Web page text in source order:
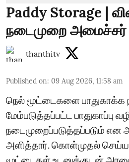
Paddy Storage |
நடைமுறை அமைச்சர்
thanthitv
Published on: 09 Aug 2026, 11:58 am
நெல் மூட்டைகளை பாதுகாக்க
மேம்படுத்தப்பட்ட பாதுகாப்பு
நடைமுறைப்படுத்தப்படும் என
அளித்தார். கொள்முதல்
மூட்டைகள் உடனுக்குடன்